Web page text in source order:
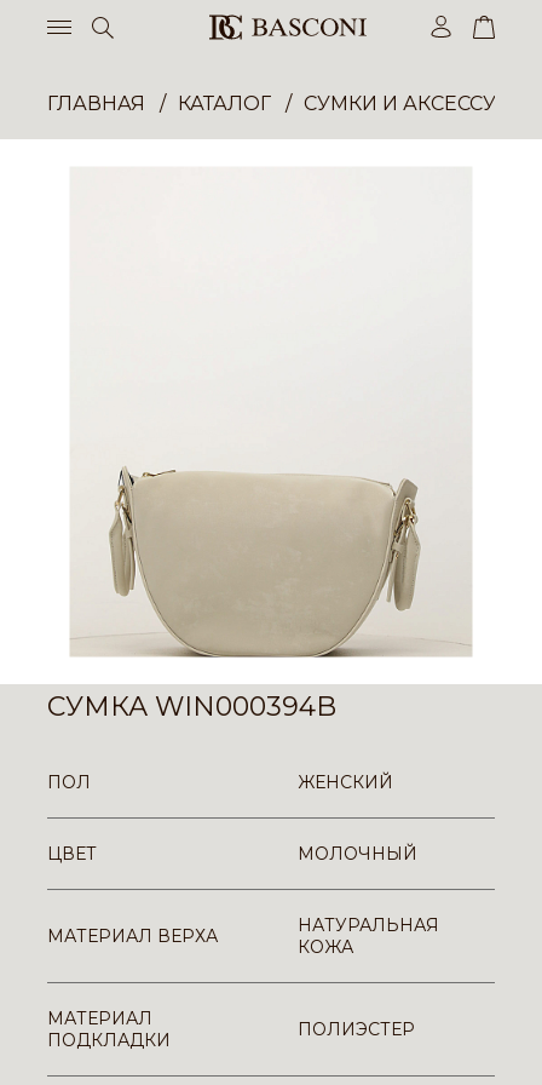
ГЛАВНАЯ КАТАЛОГ СУМКИ И
СУМКА WIN000394B
ПОЛ ЖЕНСКИЙ
ЦВЕТ МОЛОЧНЫЙ
МАТЕРИАЛ ВЕРХА
НАТУРАЛЬНАЯ
КОЖА
МАТЕРИАЛ
ПОДКЛАДКИ
ПОЛИЭСТЕР